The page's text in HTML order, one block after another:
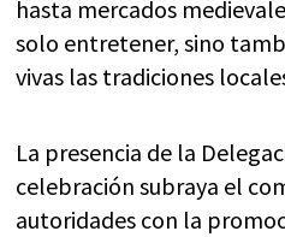
hasta mercados
solo entretener, sino
vivas las tradiciones
La presencia de la
celebración subraya el
autoridades con la